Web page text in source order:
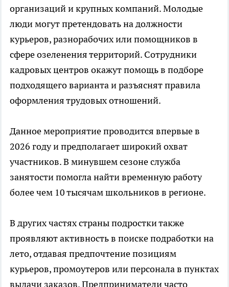
организаций и крупных компаний. Молодые
люди могут претендовать на должности
курьеров, разнорабочих или помощников в
сфере озеленения территорий. Сотрудники
кадровых центров окажут помощь в подборе
подходящего варианта и разъяснят правила
оформления трудовых отношений.
Данное мероприятие проводится впервые в
2026 году и предполагает широкий охват
участников. В минувшем сезоне служба
занятости помогла найти временную работу
более чем 10 тысячам школьников в регионе.
В других частях страны подростки также
проявляют активность в поиске подработки на
лето, отдавая предпочтение позициям
курьеров, промоутеров или персонала в пунктах
выдачи заказов. Предприниматели часто